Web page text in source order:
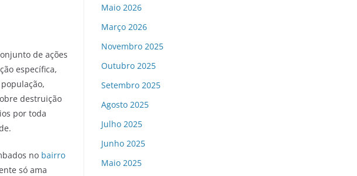
de ações
específica,
destruição
por toda
no bairro
só ama
Maio 2026
Março 2026
Novembro 2025
Outubro 2025
Setembro 2025
Agosto 2025
Julho 2025
Junho 2025
Maio 2025